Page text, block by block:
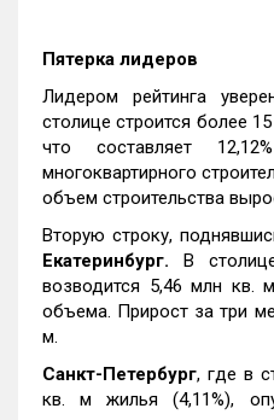
Пятерка лидеров
Лидером рейтинга
столице строится более
что составляет
многоквартирного
объем строительства
Вторую строку,
Екатеринбург. В
возводится 5,46 млн кв.
объема. Прирост за три
м.
Санкт-Петербург, где в
кв. м жилья (4,11%),